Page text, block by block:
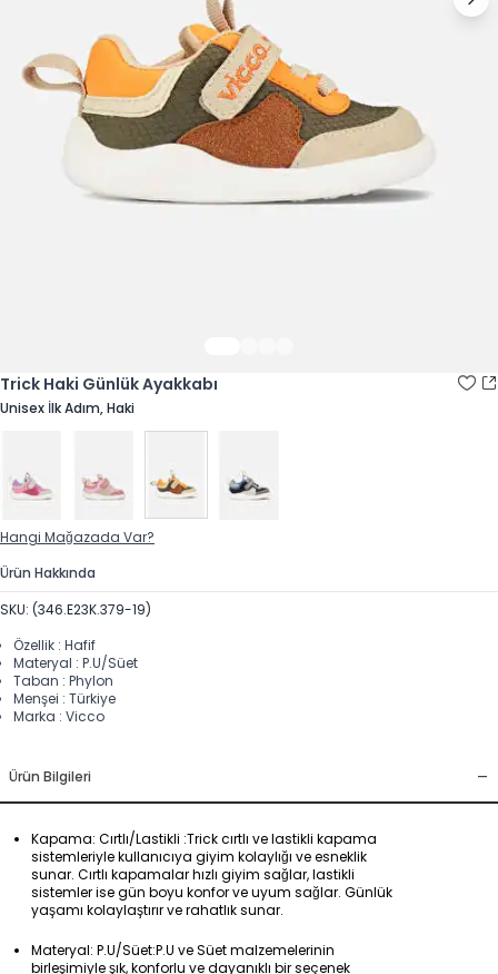
Trick Haki Günlük Ayakkabı
Unisex İlk Adım, Haki
Hangi Mağazada Var?
Ürün Hakkında
SKU: (346.E23K.379-19)
Özellik : Hafif
Materyal : P.U/Süet
Taban : Phylon
Menşei : Türkiye
Marka : Vicco
Ürün Bilgileri -
Kapama: Cırtlı/Lastikli :Trick cırtlı ve lastikli kapama
sistemleriyle kullanıcıya giyim kolaylığı ve esneklik
sunar. Cırtlı kapamalar hızlı giyim sağlar, lastikli
sistemler ise gün boyu konfor ve uyum sağlar. Günlük
yaşamı kolaylaştırır ve rahatlık sunar.
Materyal: P.U/Süet:P.U ve Süet malzemelerinin
birleşimiyle şık, konforlu ve dayanıklı bir seçenek